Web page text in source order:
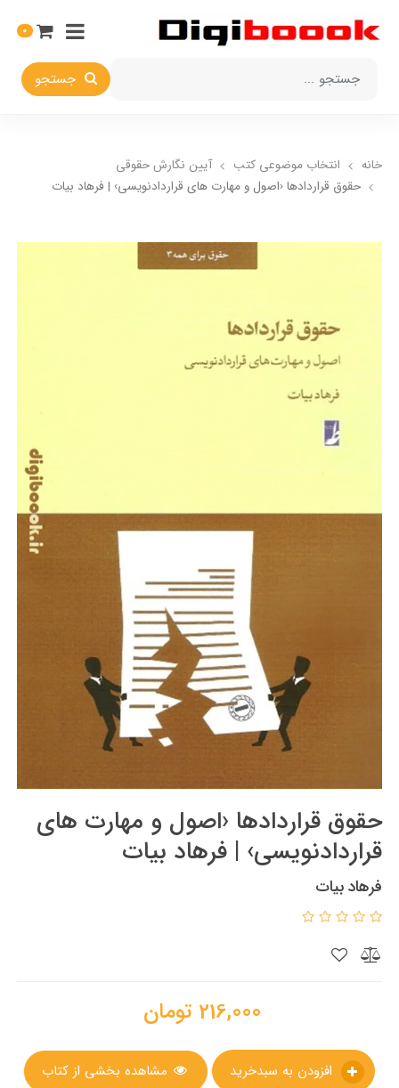
جستجو
0
خانه انتخاب​ موضوعي​ کتب
آیین نگارش حقوقی
حقوق قراردادها ‹اصول و مهارت های قراردادنویسی› | فرهاد بیات
حقوق قراردادها ‹اصول و مهارت های
قراردادنویسی› | فرهاد بیات
فرهاد بیات
216,000 تومان
مشاهده بخشی از کتاب